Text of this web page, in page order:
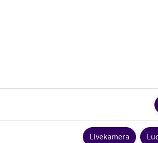
Livekamera